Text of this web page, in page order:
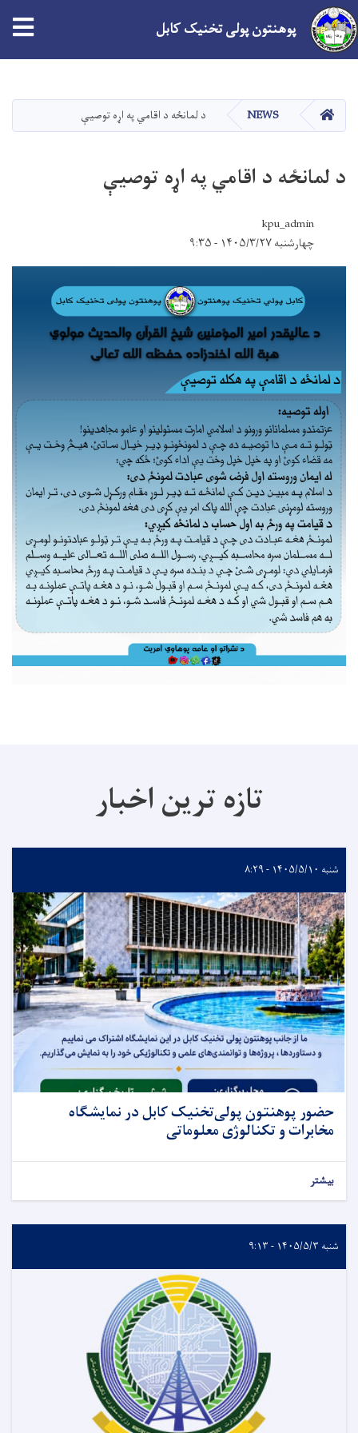
main
content
پوهنتون پولی تخنیک کابل
HOME
NEWS د لمانځه د اقامي په اړه توصیې
د لمانځه د اقامي په اړه توصیې
kpu_admin
چهارشنبه ۱۴۰۵/۳/۲۷ - ۹:۳۵
تازه ترین اخبار
شنبه ۱۴۰۵/۵/۱۰ - ۸:۲۹
حضور پوهنتون پولی‌تخنیک کابل در نمایشگاه
مخابرات و تکنالوژی معلوماتی
بیشتر
شنبه ۱۴۰۵/۵/۳ - ۹:۱۳